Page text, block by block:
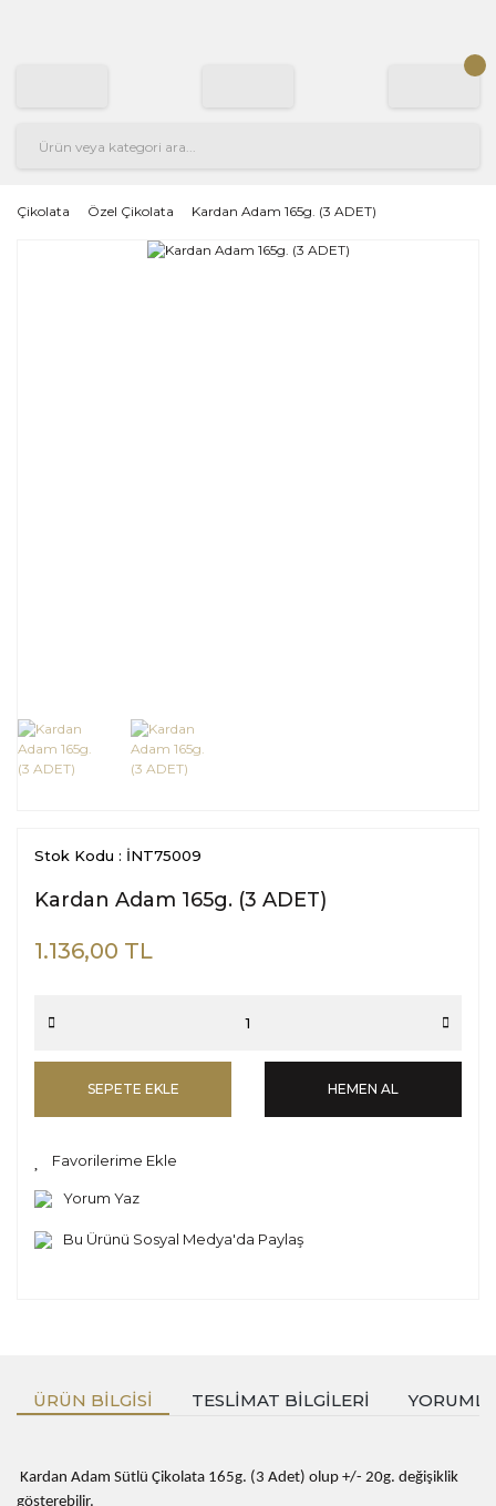
Çikolata Özel Çikolata Kardan Adam 165g. (3 ADET)
Stok Kodu : İNT75009
Kardan Adam 165g. (3 ADET)
1.136,00 TL
SEPETE EKLE HEMEN AL
Yorum Yaz
Bu Ürünü Sosyal Medya'da Paylaş
ÜRÜN BILGISI TESLIMAT BILGILERI
Kardan Adam Sütlü Çikolata 165g. (3 Adet) olup +/- 20g. değişiklik
gösterebilir.